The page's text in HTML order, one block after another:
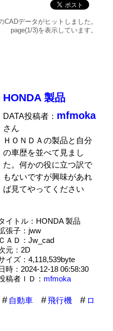
CADデータがヒットしました。
page(1/3)を表示しています。
HONDA 製品
DATA投稿者： mfmoka
さん
ＨＯＮＤＡの製品と自分
の車歴を並べて見まし
た。何かの役に立つ訳で
もないですが興味があれ
ば見てやってください
イトル：HONDA 製品
張子：jww
ＣＡＤ：Jw_cad
元：2D
イズ：4,118,539byte
時：2024-12-18 06:58:30
稿者ＩＤ： mfmoka
自動車 飛行機
ロ